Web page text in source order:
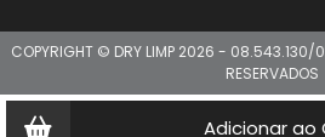
Adicionar ao
COPYRIGHT © DRY LIMP 2026 - 08.543.130/
RESERVADOS